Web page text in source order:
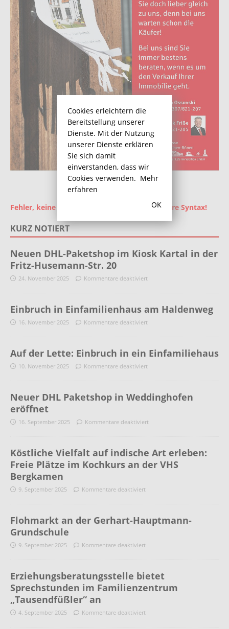
Fehler, keine Ad-ID gesetzt! Überprüfen Sie Ihre Syntax!
KURZ NOTIERT
Neuen DHL-Paketshop im Kiosk Kartal in der
Fritz-Husemann-Str. 20
24. November 2025 Kommentare deaktiviert
Einbruch in Einfamilienhaus am Haldenweg
16. November 2025 Kommentare deaktiviert
Auf der Lette: Einbruch in ein Einfamiliehaus
10. November 2025 Kommentare deaktiviert
Neuer DHL Paketshop in Weddinghofen
eröffnet
16. September 2025 Kommentare deaktiviert
Köstliche Vielfalt auf indische Art erleben:
Freie Plätze im Kochkurs an der VHS
Bergkamen
9. September 2025 Kommentare deaktiviert
Flohmarkt an der Gerhart-Hauptmann-
Grundschule
9. September 2025 Kommentare deaktiviert
Erziehungsberatungsstelle bietet
Sprechstunden im Familienzentrum
„Tausendfüßler“ an
4. September 2025 Kommentare deaktiviert
Cookies erleichtern die
Bereitstellung unserer
Dienste. Mit der Nutzung
unserer Dienste erklären
Sie sich damit
einverstanden, dass wir
Cookies verwenden. Mehr
erfahren
OK